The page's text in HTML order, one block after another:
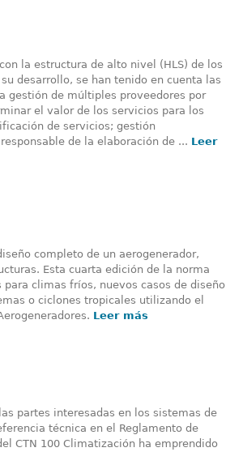
la estructura de alto nivel (HLS) de los
su desarrollo, se han tenido en cuenta las
gestión de múltiples proveedores por
el valor de los servicios para los
de servicios; gestión
de la elaboración de ... Leer
completo de un aerogenerador,
Esta cuarta edición de la norma
climas fríos, nuevos casos de diseño
o ciclones tropicales utilizando el
Leer más
partes interesadas en los sistemas de
técnica en el Reglamento de
CTN 100 Climatización ha emprendido